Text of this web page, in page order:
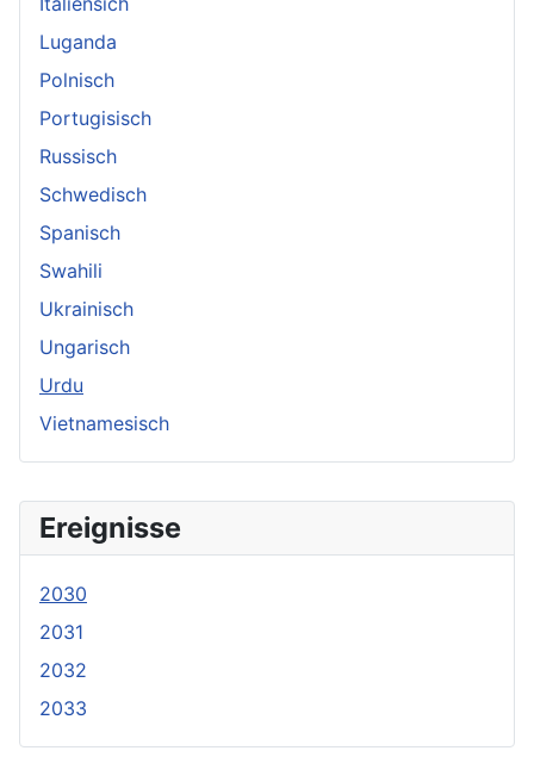
Ereignisse
2030
2031
2032
2033
Luganda
Polnisch
Portugisisch
Russisch
Schwedisch
Spanisch
Swahili
Ukrainisch
Ungarisch
Urdu
Vietnamesisch